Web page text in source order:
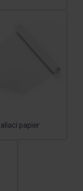
papier